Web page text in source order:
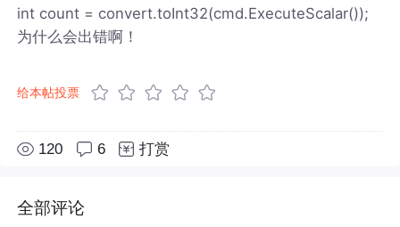
int count = convert.toInt32(cmd.ExecuteScalar());
为什么会出错啊！
给本帖投票
120 6 打赏
全部评论